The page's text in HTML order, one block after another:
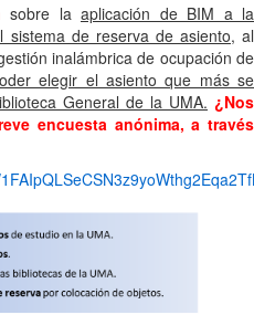
sobre la aplicación de BIM a la
sistema de reserva de asiento, al
inalámbrica de ocupación de
elegir el asiento que más se
General de la UMA. ¿Nos
encuesta anónima, a través